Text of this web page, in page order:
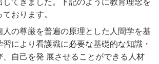
おります。
人の尊厳を普遍の原理とした人間学を基
により看護職に必要な基礎的な知識・
、自己を発 展させることができる人材